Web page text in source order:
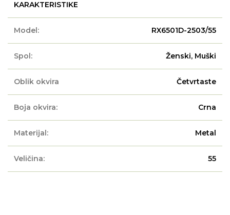
KARAKTERISTIKE
Model: RX6501D-2503/55
Spol: Ženski, Muški
Oblik okvira Četvrtaste
Boja okvira: Crna
Materijal: Metal
Veličina: 55